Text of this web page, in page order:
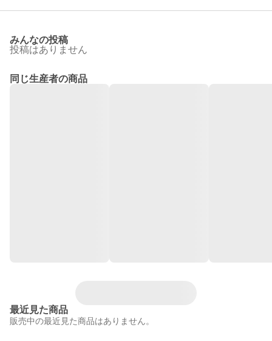
みんなの投稿
投稿はありません
同じ生産者の商品
最近見た商品
販売中の最近見た商品はありません。